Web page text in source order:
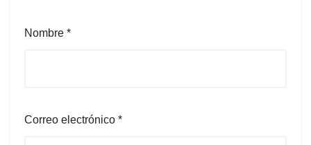
Nombre *
Correo electrónico *